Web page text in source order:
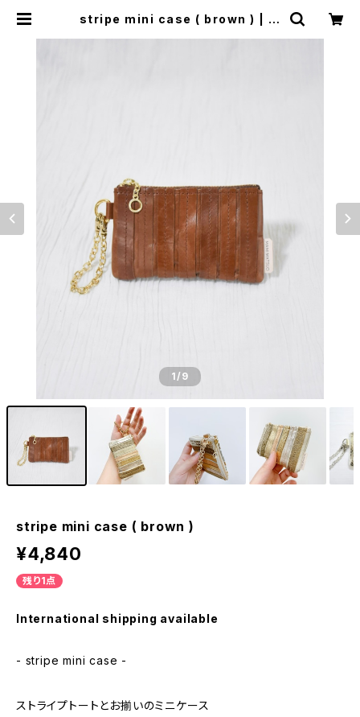
stripe mini case ( brown ) | m
1/9
stripe mini case ( brown )
¥4,840
残り1点
International shipping available
- stripe mini case -
ストライプトートとお揃いのミニケース